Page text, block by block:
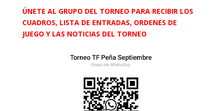
ÚNETE AL GRUPO DEL TORNEO PARA RECIBIR LOS
CUADROS, LISTA DE ENTRADAS, ORDENES DE
JUEGO Y LAS NOTICIAS DEL TORNEO